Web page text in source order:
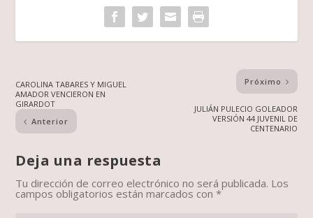
CAROLINA TABARES Y MIGUEL
AMADOR VENCIERON EN
GIRARDOT
Anterior
Próximo
JULIÁN PULECIO GOLEADOR
VERSIÓN 44 JUVENIL DE
CENTENARIO
Deja una respuesta
Tu dirección de correo electrónico no será publicada. Los
campos obligatorios están marcados con*